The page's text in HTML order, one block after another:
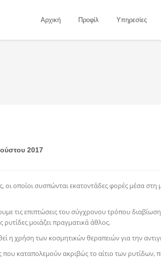
Αρχική Προφίλ Υπηρεσίες
2017
οι οποίοι συσπώνται εκατοντάδες φορές μέσα
τις επιπτώσεις του σύγχρονου τρόπου
ρυτίδες μοιάζει πραγματικά άθλος.
η χρήση των κοσμητικών θεραπειών για την
που καταπολεμούν ακριβώς το αίτιο των